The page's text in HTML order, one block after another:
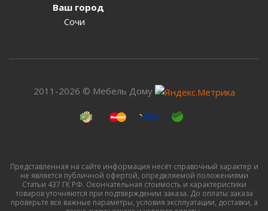
Ваш город
Сочи
2011-2026 © Мебель Дому
Представленная на сайте информация несёт справочный характер и
не является публичной офертой, определяемой положениями
Статьи 437 ГК РФ. Окончательная стоимость и характеристики
товаров уточняются при подтверждении заказа. До оплаты заказа
проверьте все важные параметры, условия эксплуатации, доставки, а